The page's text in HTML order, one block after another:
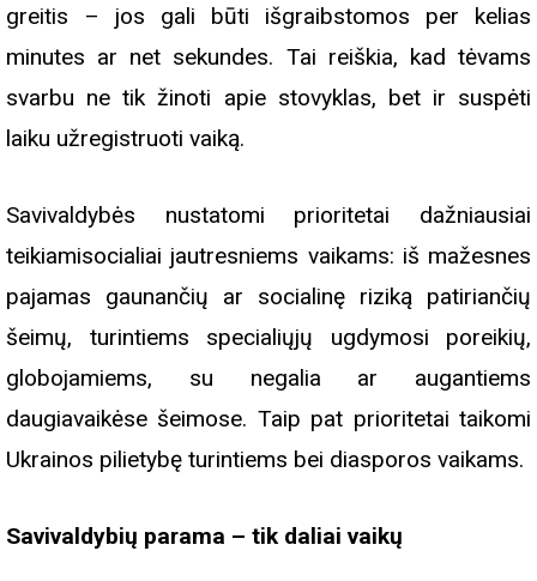
greitis – jos gali būti išgraibstomos per kelias
minutes ar net sekundes. Tai reiškia, kad tėvams
svarbu ne tik žinoti apie stovyklas, bet ir suspėti
laiku užregistruoti vaiką.
Savivaldybės nustatomi prioritetai dažniausiai
teikiamisocialiai jautresniems vaikams: iš mažesnes
pajamas gaunančių ar socialinę riziką patiriančių
šeimų, turintiems specialiųjų ugdymosi poreikių,
globojamiems, su negalia ar augantiems
daugiavaikėse šeimose. Taip pat prioritetai taikomi
Ukrainos pilietybę turintiems bei diasporos vaikams.
Savivaldybių parama – tik daliai vaikų